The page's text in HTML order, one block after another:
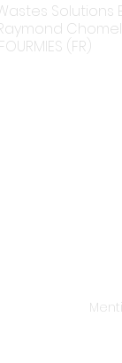
Solutions
Chomel
(FR)